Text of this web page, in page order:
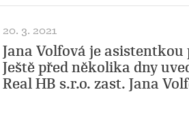
20. 3. 2021
Jana Volfová je
Ještě před několika dny
Real HB s.r.o. zast. Jana